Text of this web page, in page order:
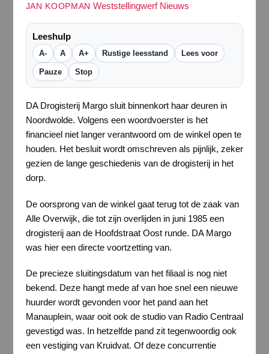
JAN KOOPMAN Weststellingwerf Nieuws
Leeshulp
A- A A+ Rustige leesstand Lees voor
Pauze Stop
DA Drogisterij Margo sluit binnenkort haar deuren in
Noordwolde. Volgens een woordvoerster is het
financieel niet langer verantwoord om de winkel open te
houden. Het besluit wordt omschreven als pijnlijk, zeker
gezien de lange geschiedenis van de drogisterij in het
dorp.
De oorsprong van de winkel gaat terug tot de zaak van
Alle Overwijk, die tot zijn overlijden in juni 1985 een
drogisterij aan de Hoofdstraat Oost runde. DA Margo
was hier een directe voortzetting van.
De precieze sluitingsdatum van het filiaal is nog niet
bekend. Deze hangt mede af van hoe snel een nieuwe
huurder wordt gevonden voor het pand aan het
Manauplein, waar ooit ook de studio van Radio Centraal
gevestigd was. In hetzelfde pand zit tegenwoordig ook
een vestiging van Kruidvat. Of deze concurrentie